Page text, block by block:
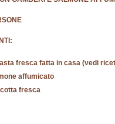
fresca fatta in casa (vedi
affumicato
fresca